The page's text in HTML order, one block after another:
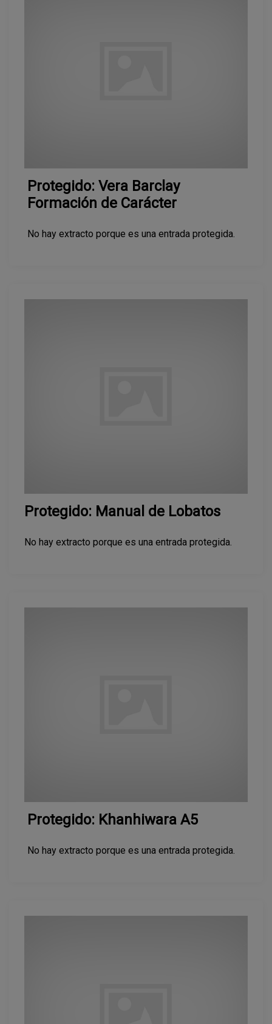
Protegido: Vera Barclay
Formación de Carácter
No hay extracto porque es una entrada protegida.
Protegido: Manual de Lobatos
No hay extracto porque es una entrada protegida.
Protegido: Khanhiwara A5
No hay extracto porque es una entrada protegida.